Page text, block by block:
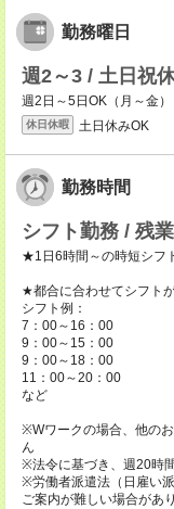
勤務曜日
週2～3 / 土日祝
週2日～5日OK（月～金
休日休暇 土日休みOK
勤務時間
シフト勤務 / 残
★1日6時間～の時短シフ
★都合に合わせてシフト
シフト例：
7：00～16：00
9：00～15：00
9：00～18：00
11：00～20：00
など
※Wワークの場合、他の
ん
※法令に基づき、週20時
※労働者派遣法（日雇い
ご案内が難しい場合があ